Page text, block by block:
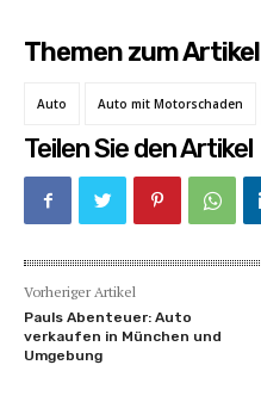
Themen zum Artikel
Auto Auto mit Motorschaden
Teilen Sie den Artikel
Vorheriger Artikel
Pauls Abenteuer: Auto
verkaufen in München und
Umgebung